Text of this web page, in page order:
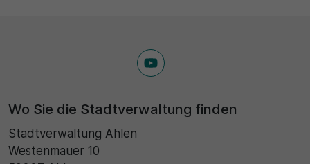
Wo Sie die Stadtverwaltung finden
Stadtverwaltung Ahlen
Westenmauer 10